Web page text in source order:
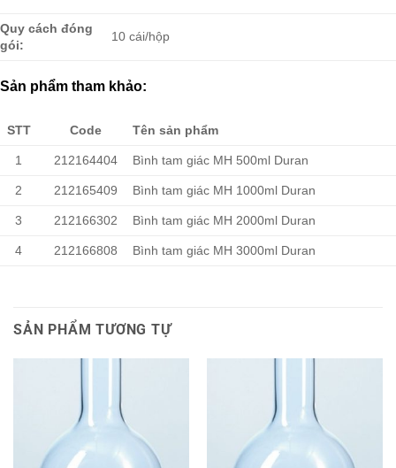
Quy cách đóng
gói:
10 cái/hộp
Sản phẩm tham khảo:
STT Code Tên sản phẩm
1 212164404 Bình tam giác MH 500ml Duran
2 212165409 Bình tam giác MH 1000ml Duran
3 212166302 Bình tam giác MH 2000ml Duran
4 212166808 Bình tam giác MH 3000ml Duran
SẢN PHẨM TƯƠNG TỰ